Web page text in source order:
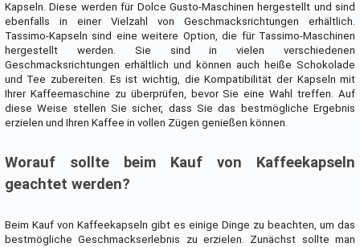
Kapseln. Diese werden für Dolce Gusto-Maschinen hergestellt und sind
ebenfalls in einer Vielzahl von Geschmacksrichtungen erhältlich.
Tassimo-Kapseln sind eine weitere Option, die für Tassimo-Maschinen
hergestellt werden. Sie sind in vielen verschiedenen
Geschmacksrichtungen erhältlich und können auch heiße Schokolade
und Tee zubereiten. Es ist wichtig, die Kompatibilität der Kapseln mit
Ihrer Kaffeemaschine zu überprüfen, bevor Sie eine Wahl treffen. Auf
diese Weise stellen Sie sicher, dass Sie das bestmögliche Ergebnis
erzielen und Ihren Kaffee in vollen Zügen genießen können.
Worauf sollte beim Kauf von Kaffeekapseln
geachtet werden?
Beim Kauf von Kaffeekapseln gibt es einige Dinge zu beachten, um das
bestmögliche Geschmackserlebnis zu erzielen. Zunächst sollte man